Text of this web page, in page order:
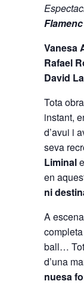
Vanesa
Rafael
David
Tota
instant,
d’avui i
seva
Liminal
en
ni
A
ball… Tot
d’una
nuesa